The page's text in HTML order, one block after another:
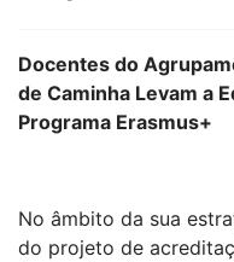
Docentes do
de Caminha Levam a
Programa Erasmus+
No âmbito da sua
do projeto de